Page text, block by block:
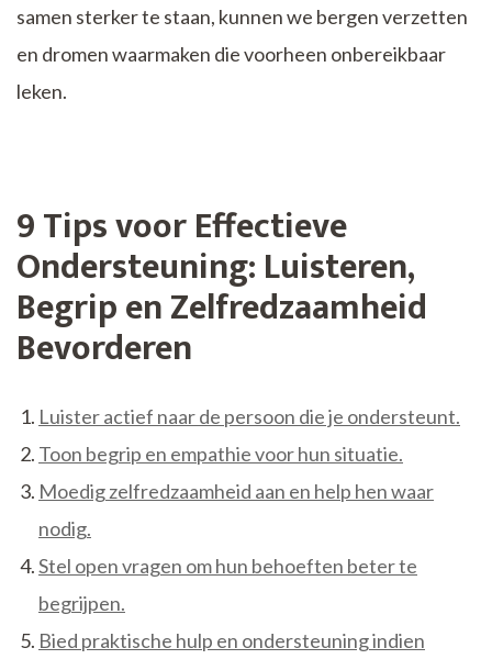
samen sterker te staan, kunnen we bergen verzetten
en dromen waarmaken die voorheen onbereikbaar
leken.
9 Tips voor Effectieve
Ondersteuning: Luisteren,
Begrip en Zelfredzaamheid
Bevorderen
Luister actief naar de persoon die je ondersteunt.
Toon begrip en empathie voor hun situatie.
Moedig zelfredzaamheid aan en help hen waar
nodig.
Stel open vragen om hun behoeften beter te
begrijpen.
Bied praktische hulp en ondersteuning indien